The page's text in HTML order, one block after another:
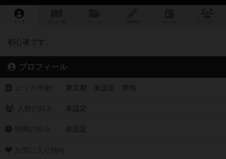
トップ
初心者です。
プロフィール
東京都 未設定 男性
未設定
未設定